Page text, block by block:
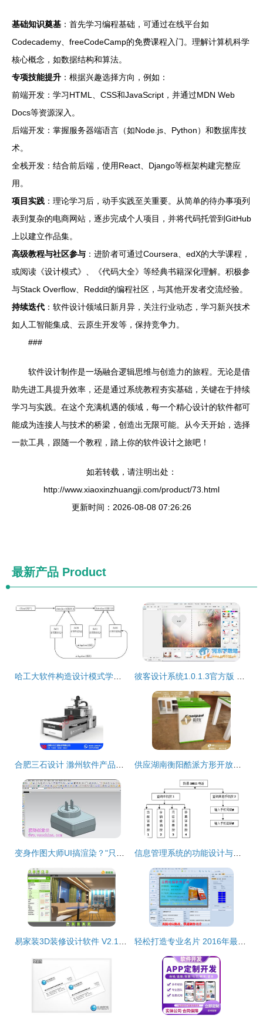
基础知识奠基 ：首先学习编程基础，可通过在线平台如
Codecademy、freeCodeCamp的免费课程入门。理解计算机科学
核心概念，如数据结构和算法。
专项技能提升 ：根据兴趣选择方向，例如：
前端开发：学习HTML、CSS和JavaScript，并通过MDN Web
Docs等资源深入。
后端开发：掌握服务器端语言（如Node.js、Python）和数据库技
术。
全栈开发：结合前后端，使用React、Django等框架构建完整应
用。
项目实践 ：理论学习后，动手实践至关重要。从简单的待办事项列
表到复杂的电商网站，逐步完成个人项目，并将代码托管到GitHub
上以建立作品集。
高级教程与社区参与 ：进阶者可通过Coursera、edX的大学课程，
或阅读《设计模式》、《代码大全》等经典书籍深化理解。积极参
与Stack Overflow、Reddit的编程社区，与其他开发者交流经验。
持续迭代 ：软件设计领域日新月异，关注行业动态，学习新兴技术
如人工智能集成、云原生开发等，保持竞争力。
###
软件设计制作是一场融合逻辑思维与创造力的旅程。无论是借
助先进工具提升效率，还是通过系统教程夯实基础，关键在于持续
学习与实践。在这个充满机遇的领域，每一个精心设计的软件都可
能成为连接人与技术的桥梁，创造出无限可能。从今天开始，选择
一款工具，跟随一个教程，踏上你的软件设计之旅吧！
如若转载，请注明出处：
http://www.xiaoxinzhuangji.com/product/73.html
更新时间：2026-08-08 07:26:26
最新产品 Product